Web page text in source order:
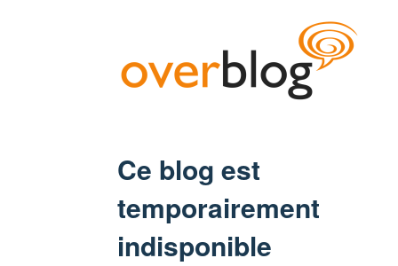
Ce blog est
temporairement
indisponible